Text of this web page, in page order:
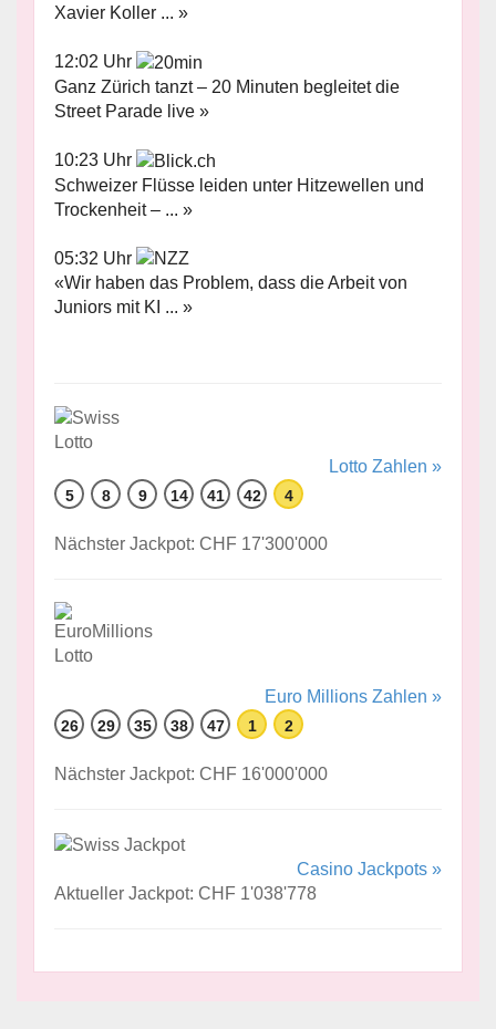
Xavier Koller ... »
12:02 Uhr
Ganz Zürich tanzt – 20 Minuten begleitet die
Street Parade live »
10:23 Uhr
Schweizer Flüsse leiden unter Hitzewellen und
Trockenheit – ... »
05:32 Uhr
«Wir haben das Problem, dass die Arbeit von
Juniors mit KI ... »
Lotto Zahlen »
5 8 9 14 41 42 4
Nächster Jackpot: CHF 17'300'000
Euro Millions Zahlen »
26 29 35 38 47 1 2
Nächster Jackpot: CHF 16'000'000
Casino Jackpots »
Aktueller Jackpot: CHF 1'038'778